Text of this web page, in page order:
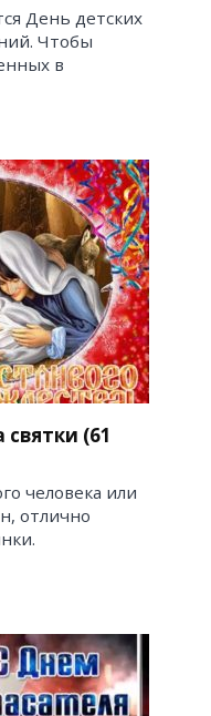
День детских
Чтобы
в
(61
человека или
отлично